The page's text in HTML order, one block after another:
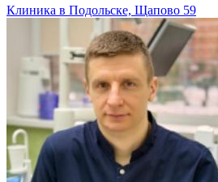
Клиника в Подольске, Щапово 59